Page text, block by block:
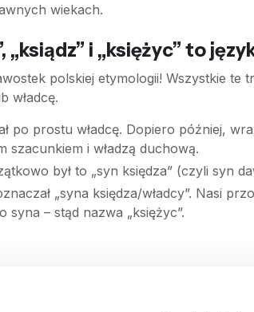
wiekach.
„ksiądz” i „księżyc” to
polskiej etymologii! Wszystkie te
władcę.
po prostu władcę. Dopiero później,
szacunkiem i władzą duchową.
był to „syn księdza” (czyli syn
„syna księdza/władcy”. Nasi
syna – stąd nazwa „księżyc”.